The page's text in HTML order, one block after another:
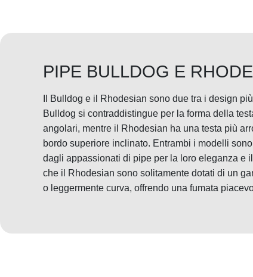
PIPE BULLDOG E
Il Bulldog e il Rhodesian sono due tra i design
Bulldog si contraddistingue per la forma della
angolari, mentre il Rhodesian ha una testa più
bordo superiore inclinato. Entrambi i modelli
dagli appassionati di pipe per la loro eleganza e
che il Rhodesian sono solitamente dotati di un
o leggermente curva, offrendo una fumata